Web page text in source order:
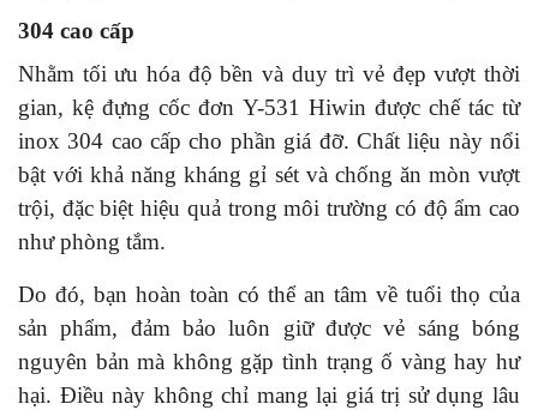
304 cao cấp
Nhằm tối ưu hóa độ bền và duy trì vẻ đẹp vượt thời
gian, kệ đựng cốc đơn Y-531 Hiwin được chế tác từ
inox 304 cao cấp cho phần giá đỡ. Chất liệu này nổi
bật với khả năng kháng gỉ sét và chống ăn mòn vượt
trội, đặc biệt hiệu quả trong môi trường có độ ẩm cao
như phòng tắm.
Do đó, bạn hoàn toàn có thể an tâm về tuổi thọ của
sản phẩm, đảm bảo luôn giữ được vẻ sáng bóng
nguyên bản mà không gặp tình trạng ố vàng hay hư
hại. Điều này không chỉ mang lại giá trị sử dụng lâu